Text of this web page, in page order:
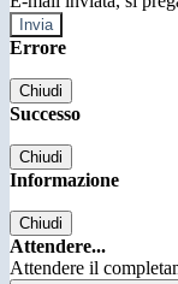
Errore
Chiudi
Successo
Chiudi
Informazione
Chiudi
Attendere...
Attendere il